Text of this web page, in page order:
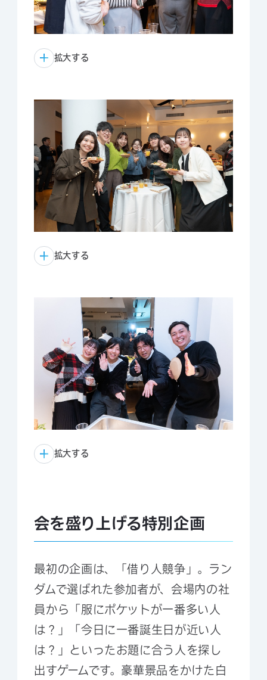
拡大する
拡大する
拡大する
会を盛り上げる特別企画
最初の企画は、「借り人競争」。ラン
ダムで選ばれた参加者が、会場内の社
員から「服にポケットが一番多い人
は？」「今日に一番誕生日が近い人
は？」といったお題に合う人を探し
出すゲームです。豪華景品をかけた白